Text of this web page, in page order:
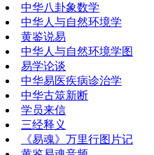
中华八卦象数学
中华人与自然环境学
黄鉴说易
中华人与自然环境学图
易学论谈
中华易医疾病诊治学
中华古筮新断
学员来信
三经释义
《易魂》万里行图片记